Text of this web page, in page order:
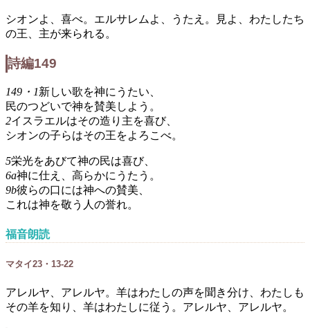
シオンよ、喜べ。エルサレムよ、うたえ。見よ、わたしたち
の王、主が来られる。
詩編149
149・1新しい歌を神にうたい、
民のつどいで神を賛美しよう。
2イスラエルはその造り主を喜び、
シオンの子らはその王をよろこべ。
5栄光をあびて神の民は喜び、
6a神に仕え、高らかにうたう。
9b彼らの口には神への賛美、
これは神を敬う人の誉れ。
福音朗読
マタイ23・13-22
アレルヤ、アレルヤ。羊はわたしの声を聞き分け、わたしも
その羊を知り、羊はわたしに従う。アレルヤ、アレルヤ。